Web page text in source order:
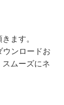
ます。
ウンロードお
ムーズにネ